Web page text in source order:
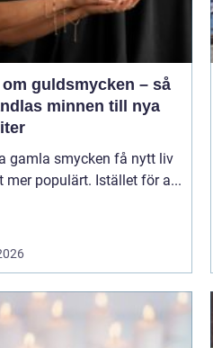
guldsmycken – så
minnen till nya
gamla smycken få nytt liv
mer populärt. Istället för a...